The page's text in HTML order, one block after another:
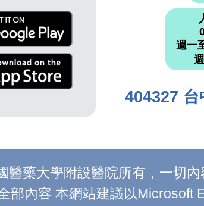
週一
404327 台
醫藥大學附設醫院所有，一切
部內容 本網站建議以Microsoft